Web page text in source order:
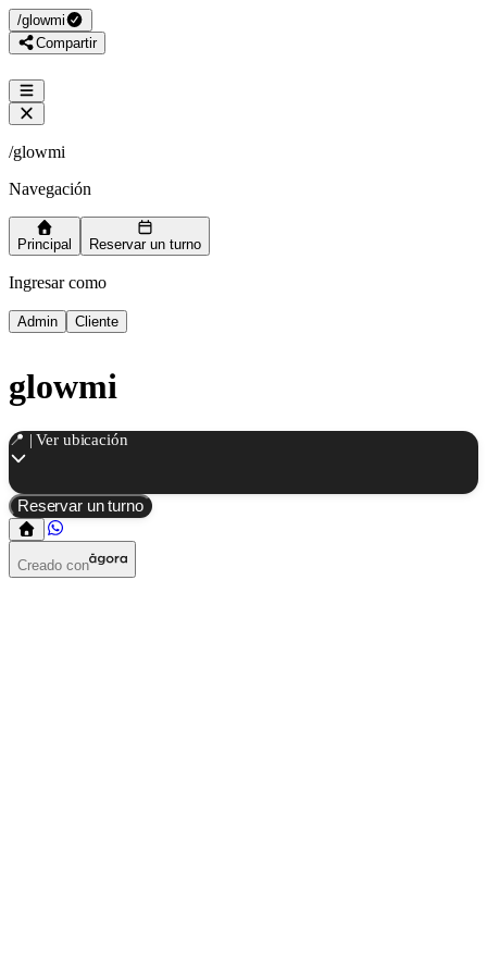
/glowmi
Compartir
/glowmi
Navegación
Principal Reservar un turno
Ingresar como
Admin Cliente
glowmi
📍 | Ver ubicación
Reservar un turno
Creado con